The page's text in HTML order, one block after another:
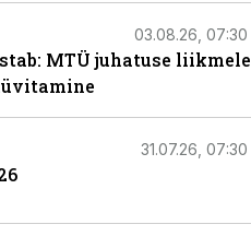
03.08.26, 07:30
MTÜ juhatuse liikmele
31.07.26, 07:30